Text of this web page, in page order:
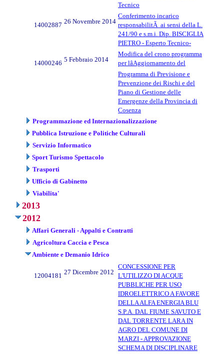
Tecnico
14002887 26 Novembre 2014
Conferimento incarico
responsabilitÃ ai sensi della L.
241/90 e s.m.i. Dip. BISCIGLIA
PIETRO - Esperto Tecnico-
14000246 5 Febbraio 2014
Modifica del crono programma
per lâAggiornamento del
Programma di Previsione e
Prevenzione dei Rischi e del
Piano di Gestione delle
Emergenze della Provincia di
Cosenza
Programmazione ed Internazionalizzazione
Pubblica Istruzione e Politiche Culturali
Servizio Informatico
Sport Turismo Spettacolo
Trasporti
Ufficio di Gabinetto
Viabilita'
2013
2012
Affari Generali - Appalti e Contratti
Agricoltura Caccia e Pesca
Ambiente e Demanio Idrico
12004181 27 Dicembre 2012
CONCESSIONE PER
L'UTILIZZO DI ACQUE
PUBBLICHE PER USO
IDROELETTRICO A FAVORE
DELLA ALFA ENERGIA BLU
S.P.A. DAL FIUME SAVUTO E
DAL TORRENTE LARA IN
AGRO DEL COMUNE DI
MARZI - APPROVAZIONE
SCHEMA DI DISCIPLINARE